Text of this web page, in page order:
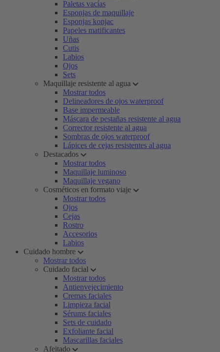
Paletas vacías
Esponjas de maquillaje
Esponjas konjac
Papeles matificantes
Uñas
Cutis
Labios
Ojos
Sets
Maquillaje resistente al agua
Mostrar todos
Delineadores de ojos waterproof
Base impermeable
Máscara de pestañas resistente al agua
Corrector resistente al agua
Sombras de ojos waterproof
Lápices de cejas resistentes al agua
Destacados
Mostrar todos
Maquillaje luminoso
Maquillaje vegano
Cosméticos en formato viaje
Mostrar todos
Ojos
Cejas
Rostro
Accesorios
Labios
Cuidado hombre
Mostrar todos
Cuidado facial
Mostrar todos
Antienvejecimiento
Cremas faciales
Limpieza facial
Sérums faciales
Sets de cuidado
Exfoliante facial
Mascarillas faciales
Afeitado